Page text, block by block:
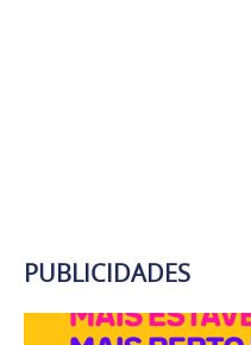
PUBLICIDADES